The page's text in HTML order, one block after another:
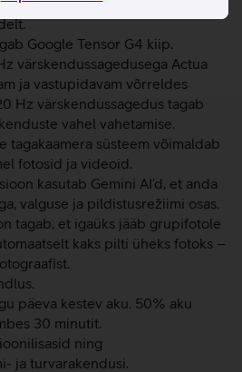
eemaldada soovimatud
Google Tensor G4 kiip.
värskendussagedusega Actua
ja vastupidavam võrreldes
Hz värskendussagedus tagab
vahel vahetamise.
tagakaamera süsteem võimaldab
fotosid ja videoid.
kasutab Gemini AI’d, et anda
valguse ja pildistusrežiimi osas.
tagab, et igaüks jääb grupifotole
kaks pilti üheks fotoks –
päeva kestev aku. 50% aku
30 minutit.
ning
ja turvarakendusi.